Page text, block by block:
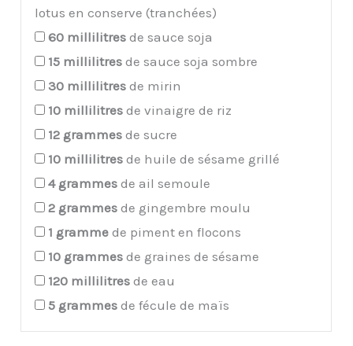
lotus en conserve (tranchées)
60 millilitres de sauce soja
15 millilitres de sauce soja sombre
30 millilitres de mirin
10 millilitres de vinaigre de riz
12 grammes de sucre
10 millilitres de huile de sésame grillé
4 grammes de ail semoule
2 grammes de gingembre moulu
1 gramme de piment en flocons
10 grammes de graines de sésame
120 millilitres de eau
5 grammes de fécule de maïs